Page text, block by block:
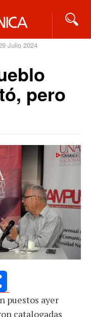
Julio 2024
pero
puestos ayer
catalogadas